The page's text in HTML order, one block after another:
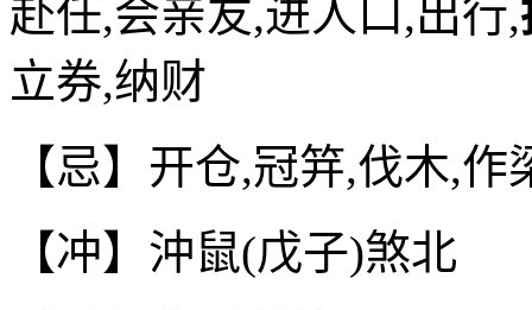
赴任,会亲友,进人口,出行,
立券,纳财
【忌】开仓,冠笄,伐木,作
【冲】沖鼠(戊子)煞北